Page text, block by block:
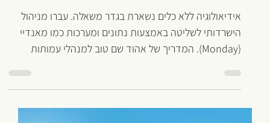
5 בפבר׳
זמן קריאה 4 דקות